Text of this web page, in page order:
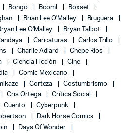
Bongo Boom!
Boxset
Brian Lee O'Malley
Bruguera
Lee O'Malley
Bryan Talbot
Caricaturas
Carlos Trillo
Charlie Adlard
Chepe Ríos
Ciencia Ficción
Cine
Comic Mexicano
Corteza
Costumbrismo
Cris Ortega
Crítica Social
Cuento
Cyberpunk
Dark Horse Comics
Days Of Wonder